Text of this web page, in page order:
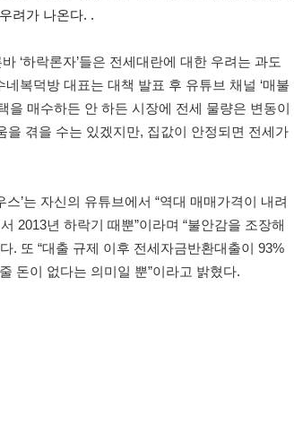
려가 나온다. .
‘하락론자’들은 전세대란에 대한 우려는 과도
복덕방 대표는 대책 발표 후 유튜브 채널 ‘매불
을 매수하든 안 하든 시장에 전세 물량은 변동이
을 겪을 수는 있겠지만, 집값이 안정되면 전세가
스’는 자신의 유튜브에서 “역대 매매가격이 내려
2013년 하락기 때뿐”이라며 “불안감을 조장해
. 또 “대출 규제 이후 전세자금반환대출이 93%
돈이 없다는 의미일 뿐”이라고 밝혔다.